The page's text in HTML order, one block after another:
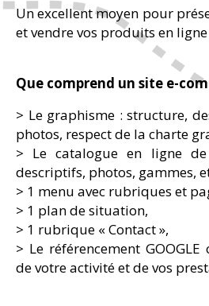
Un excellent moyen pour
et vendre vos produits en
Que comprend un site e-
> Le graphisme : structure,
photos, respect de la charte
> Le catalogue en ligne
descriptifs, photos, gammes,
> 1 menu avec rubriques et
> 1 plan de situation,
> 1 rubrique « Contact »,
> Le référencement
de votre activité et de vos